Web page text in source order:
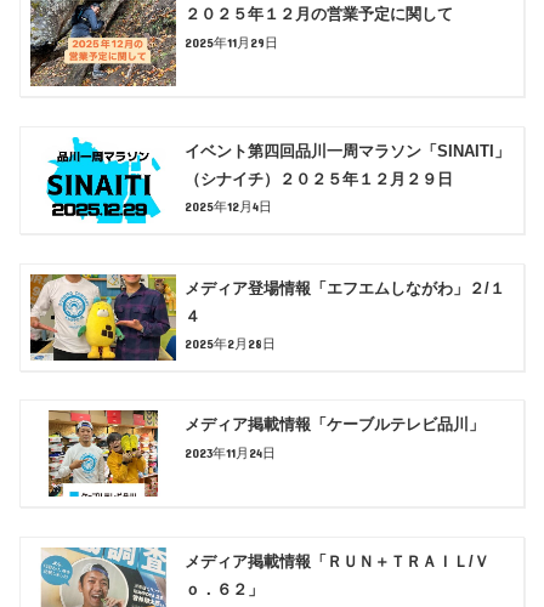
２０２５年１２月の営業予定に関して
2025年11月29日
イベント第四回品川一周マラソン「SINAITI」
（シナイチ）２０２５年１２月２９日
2025年12月4日
メディア登場情報「エフエムしながわ」２/１
４
2025年2月28日
メディア掲載情報「ケーブルテレビ品川」
2023年11月24日
メディア掲載情報「ＲＵＮ＋ＴＲＡＩＬ/Ｖ
ｏ．６２」